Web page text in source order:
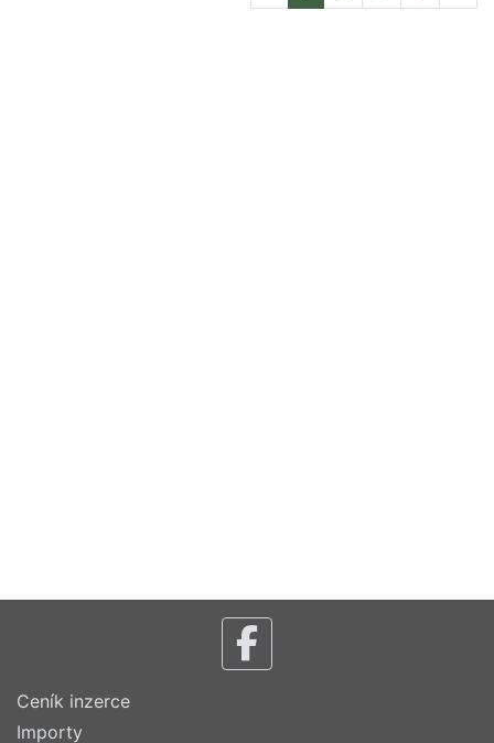
Ceník inzerce
Importy